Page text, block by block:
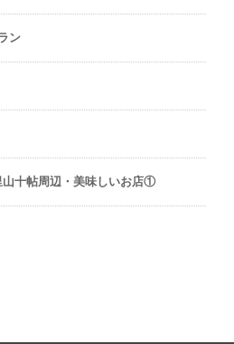
ン
山十帖周辺・美味しいお店①